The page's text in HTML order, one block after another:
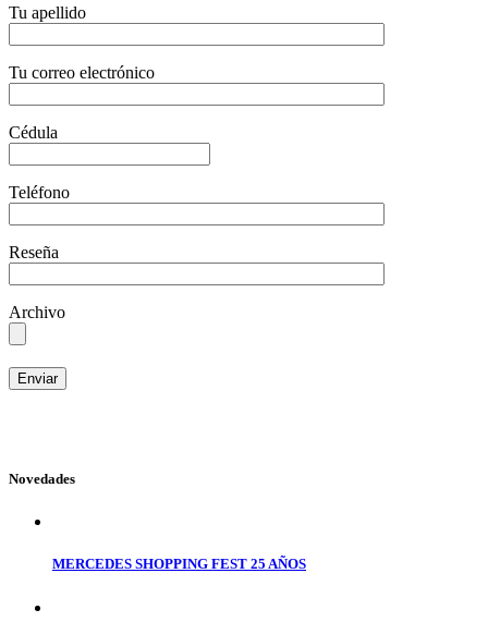
Tu apellido
Tu correo electrónico
Cédula
Teléfono
Reseña
Archivo
Novedades
MERCEDES SHOPPING FEST 25 AÑOS